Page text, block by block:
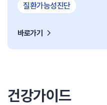
질환가능성진단
바로가기
건강가이드